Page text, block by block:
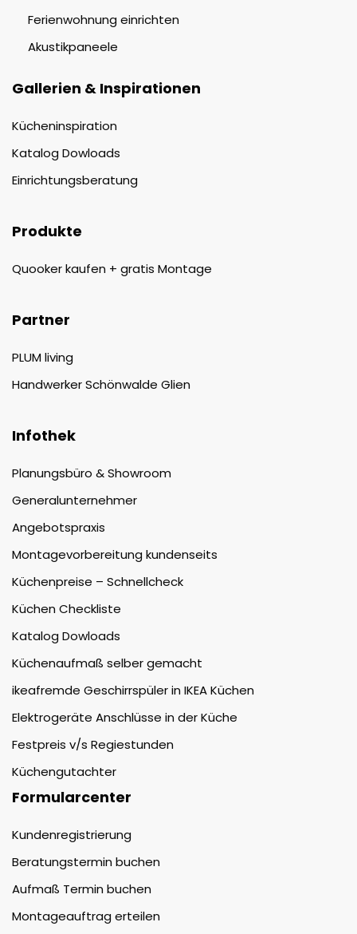
Ferienwohnung einrichten
Akustikpaneele
Gallerien & Inspirationen
Kücheninspiration
Katalog Dowloads
Einrichtungsberatung
Produkte
Quooker kaufen + gratis Montage
Partner
PLUM living
Handwerker Schönwalde Glien
Infothek
Planungsbüro & Showroom
Generalunternehmer
Angebotspraxis
Montagevorbereitung kundenseits
Küchenpreise – Schnellcheck
Küchen Checkliste
Katalog Dowloads
Küchenaufmaß selber gemacht
ikeafremde Geschirrspüler in IKEA Küchen
Elektrogeräte Anschlüsse in der Küche
Festpreis v/s Regiestunden
Küchengutachter
Formularcenter
Kundenregistrierung
Beratungstermin buchen
Aufmaß Termin buchen
Montageauftrag erteilen